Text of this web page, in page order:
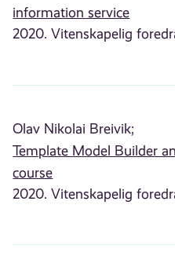
information service
2020. Vitenskapelig
Olav Nikolai Breivik;
Template Model Builder
course
2020. Vitenskapelig